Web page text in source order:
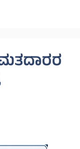
ಮತದಾರರ